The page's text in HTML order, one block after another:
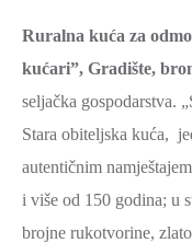
Ruralna kuća za
kućari”, Gradište,
seljačka gospodarstva.
Stara obiteljska kuća,
autentičnim
i više od 150 godina; u
brojne rukotvorine,